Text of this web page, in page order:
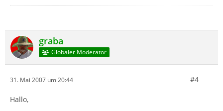
graba
Globaler Moderator
31. Mai 2007 um 20:44 #4
Hallo,